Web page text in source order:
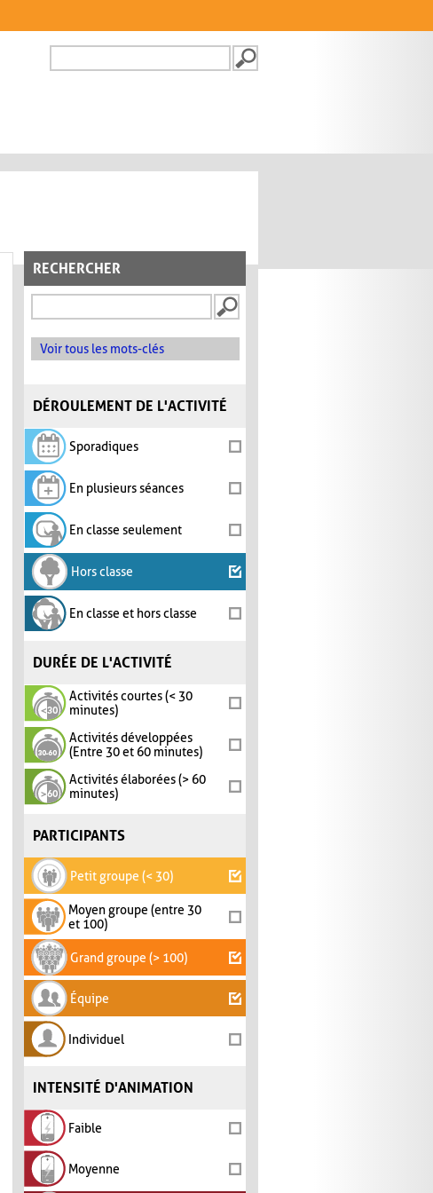
FORMULAIRE DE
RECHERCHER
Voir tous les mots-clés
DÉROULEMENT DE L'ACTIVITÉ
Sporadiques
En plusieurs séances
En classe seulement
Hors classe
En classe et hors classe
DURÉE DE L'ACTIVITÉ
Activités courtes (< 30
minutes)
Activités développées
(Entre 30 et 60 minutes)
Activités élaborées (> 60
minutes)
PARTICIPANTS
Petit groupe (< 30)
Moyen groupe (entre 30
et 100)
Grand groupe (> 100)
Équipe
Individuel
INTENSITÉ D'ANIMATION
Faible
Moyenne